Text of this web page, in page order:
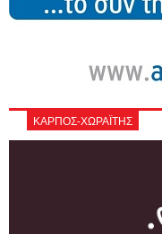
ΚΑΡΠΟΣ-ΧΩΡΑΪΤΗΣ